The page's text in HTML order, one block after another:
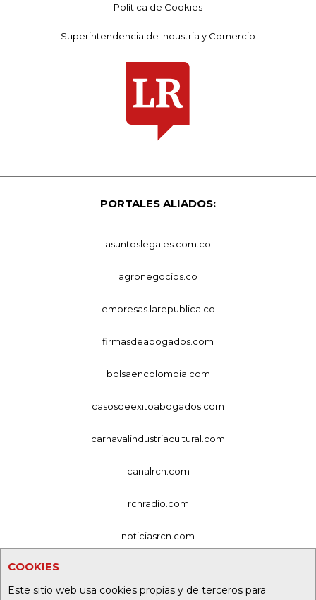
COOKIES
Este sitio web usa cookies propias y de terceros para
Política de Cookies
Superintendencia de Industria y Comercio
PORTALES ALIADOS:
asuntoslegales.com.co
agronegocios.co
empresas.larepublica.co
firmasdeabogados.com
bolsaencolombia.com
casosdeexitoabogados.com
carnavalindustriacultural.com
canalrcn.com
rcnradio.com
noticiasrcn.com